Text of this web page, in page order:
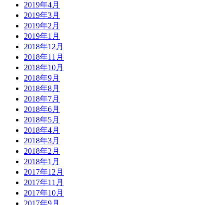
2019年4月
2019年3月
2019年2月
2019年1月
2018年12月
2018年11月
2018年10月
2018年9月
2018年8月
2018年7月
2018年6月
2018年5月
2018年4月
2018年3月
2018年2月
2018年1月
2017年12月
2017年11月
2017年10月